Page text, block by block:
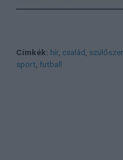
Címkék: hír, család
sport futball